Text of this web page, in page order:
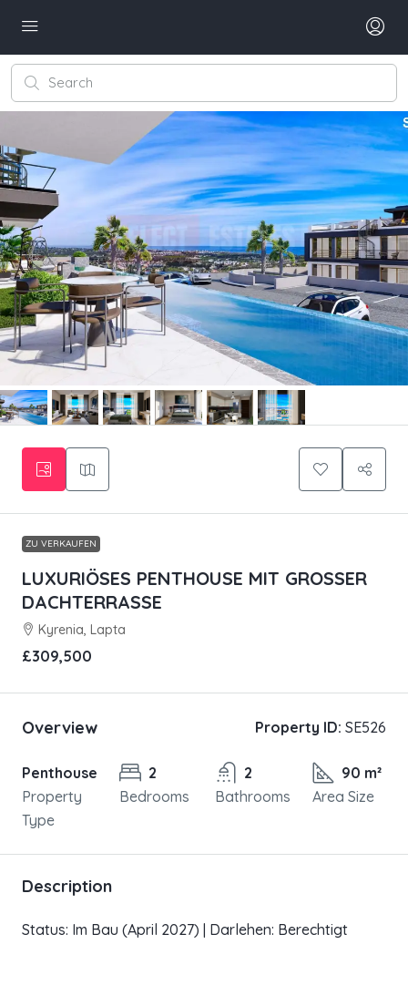
ZU VERKAUFEN
LUXURIÖSES PENTHOUSE MIT GROSSER
DACHTERRASSE
Kyrenia, Lapta
£309,500
Overview Property ID: SE526
Penthouse
Property
Type
2
Bedrooms
2
Bathrooms
90 m²
Area Size
Description
Status: Im Bau (April 2027) | Darlehen: Berechtigt